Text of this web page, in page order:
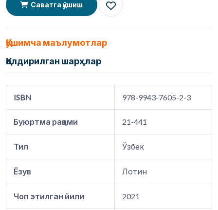
Саватга қўшиш
Қўшимча маълумотлар
Қолдирилган шарҳлар
ISBN 978-9943-7605-2-3
Буюртма рақами 21-441
Тил Ўзбек
Ёзув Лотин
Чоп этилган йили 2021